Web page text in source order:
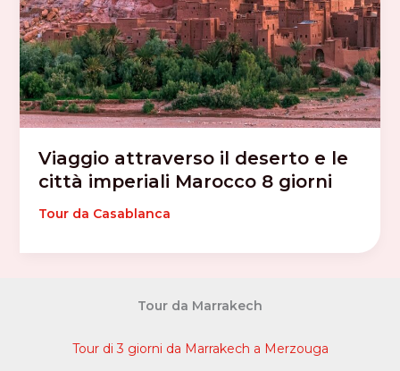
Viaggio attraverso il deserto e le
città imperiali Marocco 8 giorni
Tour da Casablanca
Tour da Marrakech
Tour di 3 giorni da Marrakech a Merzouga